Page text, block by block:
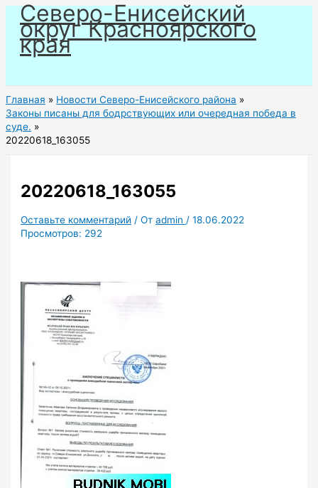
Перейти
содержимому
Северо-Енисейский
округ Красноярского
края
Главная
Новости Северо-Енисейского района
Законы писаны для бодрствующих или очередная победа в
суде.
20220618_163055
20220618_163055
Оставьте комментарий / Отadmin /18.06.2022
Просмотров: 292